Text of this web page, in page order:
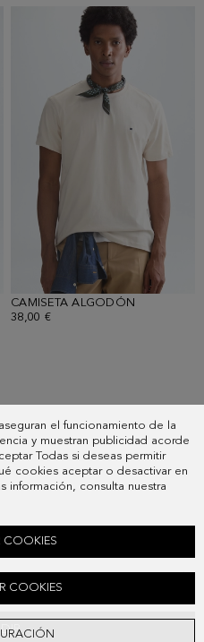
el funcionamiento de la
y muestran publicidad acorde
Todas si deseas permitir
cookies aceptar o desactivar en
información, consulta nuestra
COOKIES
COOKIES
- ARENA
CAMISETA ALGODÓN
38,00 €